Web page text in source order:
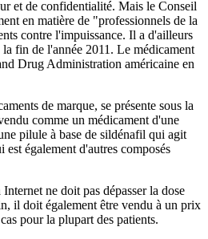
et de confidentialité. Mais le Conseil
en matière de "professionnels de la
contre l'impuissance. Il a d'ailleurs
fin de l'année 2011. Le médicament
Drug Administration américaine en
de marque, se présente sous la
comme un médicament d'une
pilule à base de sildénafil qui agit
également d'autres composés
ne doit pas dépasser la dose
il doit également être vendu à un prix
pour la plupart des patients.